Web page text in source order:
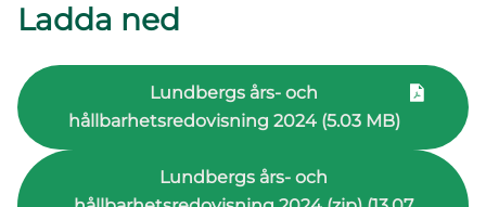
Ladda ned
Lundbergs års- och
hållbarhetsredovisning 2024 (5.03 MB)
Lundbergs års- och